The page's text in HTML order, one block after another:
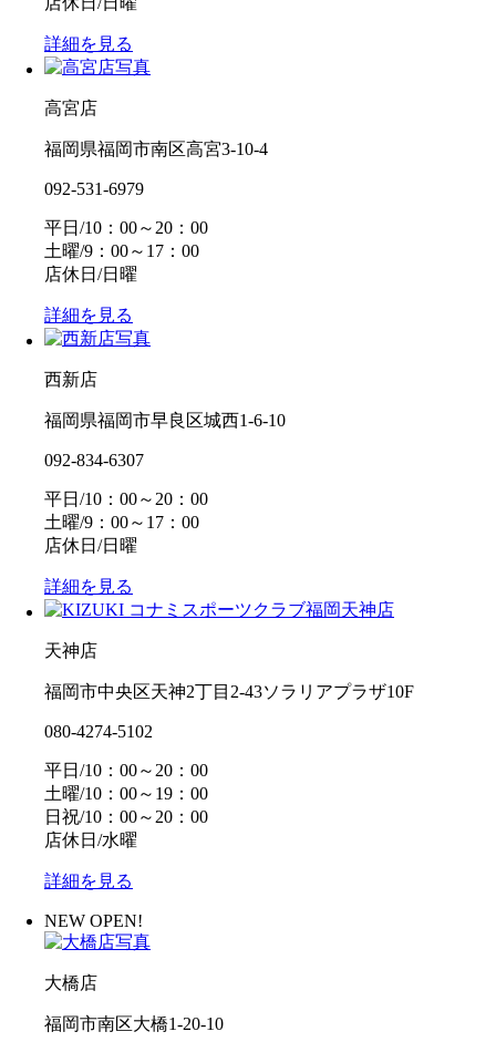
詳細を見る
高宮店
福岡県福岡市南区高宮3-10-4
092-531-6979
平日/10：00～20：00
土曜/9：00～17：00
店休日/日曜
詳細を見る
西新店
福岡県福岡市早良区城西1-6-10
092-834-6307
平日/10：00～20：00
土曜/9：00～17：00
店休日/日曜
詳細を見る
天神店
福岡市中央区天神2丁目2-43ソラリアプラザ10F
080-4274-5102
平日/10：00～20：00
土曜/10：00～19：00
日祝/10：00～20：00
店休日/水曜
詳細を見る
NEW OPEN!
大橋店
福岡市南区大橋1-20-10